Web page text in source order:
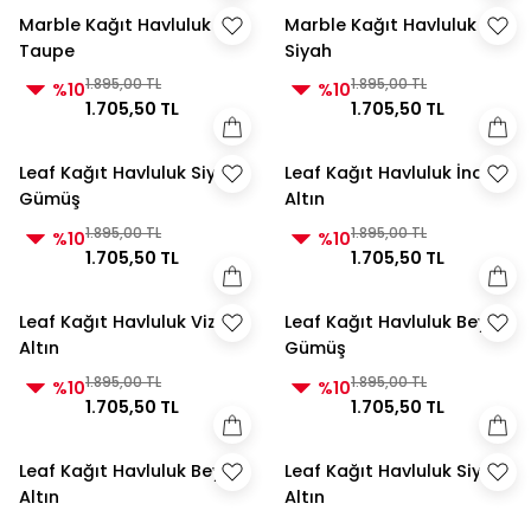
Marble Kağıt Havluluk
Taupe
%101.895,00 TL
1.705,50 TL
Marble Kağıt Havluluk
Siyah
%101.895,00 TL
1.705,50 TL
Leaf Kağıt Havluluk Siyah
Gümüş
%101.895,00 TL
1.705,50 TL
Leaf Kağıt Havluluk İnci
Altın
%101.895,00 TL
1.705,50 TL
Leaf Kağıt Havluluk Vizon
Altın
%101.895,00 TL
1.705,50 TL
Leaf Kağıt Havluluk Beyaz
Gümüş
%101.895,00 TL
1.705,50 TL
Leaf Kağıt Havluluk Beyaz
Altın
Leaf Kağıt Havluluk Siyah
Altın